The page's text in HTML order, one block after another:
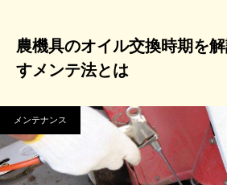
農機具のオイル交換時期を
すメンテ法とは
メンテナンス